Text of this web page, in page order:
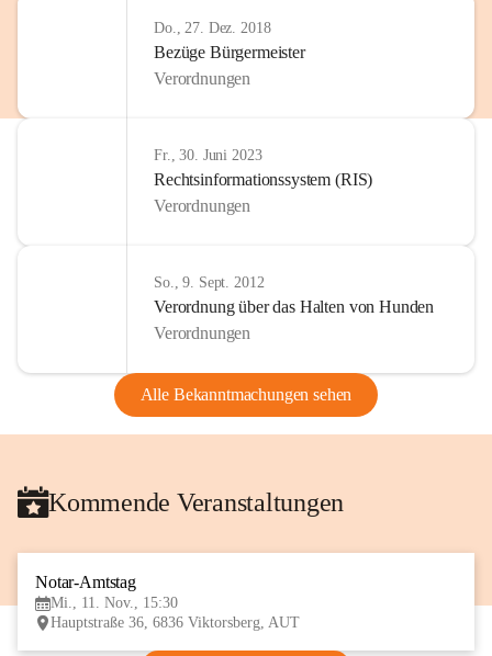
Do., 27. Dez. 2018
Bezüge Bürgermeister
Verordnungen
Fr., 30. Juni 2023
Rechtsinformationssystem (RIS)
Verordnungen
So., 9. Sept. 2012
Verordnung über das Halten von Hunden
Verordnungen
Alle Bekanntmachungen sehen
Kommende Veranstaltungen
Notar-Amtstag
Mi., 11. Nov., 15:30
Hauptstraße 36, 6836 Viktorsberg, AUT